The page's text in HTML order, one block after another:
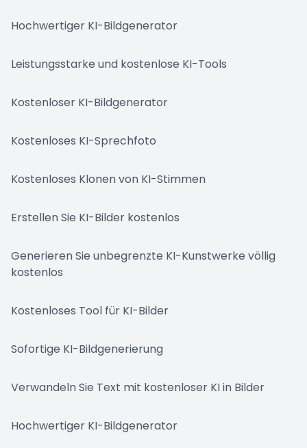
Hochwertiger KI-Bildgenerator
Leistungsstarke und kostenlose KI-Tools
Kostenloser KI-Bildgenerator
Kostenloses KI-Sprechfoto
Kostenloses Klonen von KI-Stimmen
Erstellen Sie KI-Bilder kostenlos
Generieren Sie unbegrenzte KI-Kunstwerke völlig
kostenlos
Kostenloses Tool für KI-Bilder
Sofortige KI-Bildgenerierung
Verwandeln Sie Text mit kostenloser KI in Bilder
Hochwertiger KI-Bildgenerator